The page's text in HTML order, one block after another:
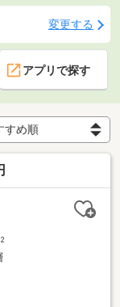
変更する
アプリで探す
2